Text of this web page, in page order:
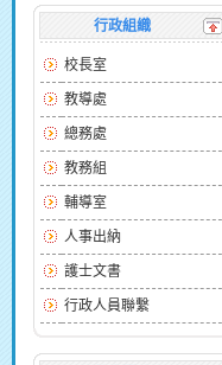
行政組織
校長室
教導處
總務處
教務組
輔導室
人事出納
護士文書
行政人員聯繫